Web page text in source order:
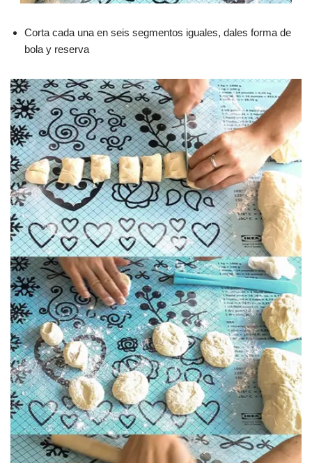
Corta cada una en seis segmentos iguales, dales forma de
bola y reserva